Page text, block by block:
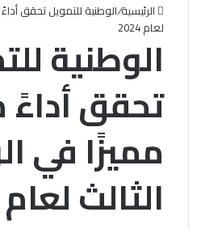
الرئيسية/الوطنية للتمويل تحقق أداءً
لعام 2024
الوطنية
تحقق أداءً
مميزًا في
الثالث لعام 2024